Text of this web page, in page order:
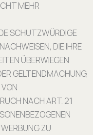
MEHR
SCHUTZWÜRDIGE
DIE IHRE
ÜBERWIEGEN
GELTENDMACHUNG,
NACH ART. 21
ZU